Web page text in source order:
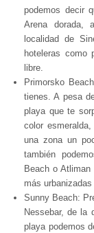
podemos decir
Arena dorada,
localidad de
hoteleras como
libre.
Primorsko
tienes. A pesa
playa que te
color
una zona un
también
Beach o
más
Sunny Beach:
Nessebar, de la
playa podemos